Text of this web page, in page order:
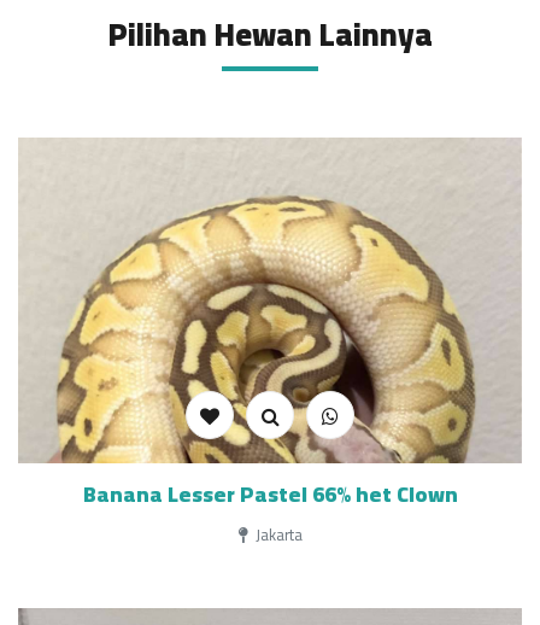
Pilihan Hewan Lainnya
Banana Lesser Pastel 66% het Clown
Jakarta